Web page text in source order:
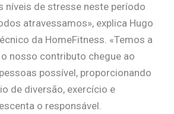
níveis de stresse neste período
atravessamos», explica Hugo
da HomeFitness. «Temos a
nosso contributo chegue ao
possível, proporcionando
de diversão, exercício e
o responsável.